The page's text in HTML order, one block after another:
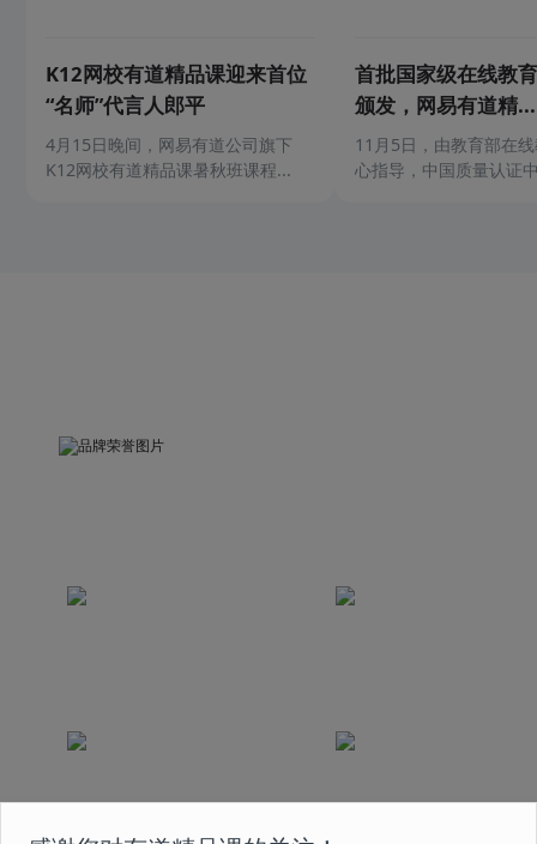
K12网校有道精品课迎来首位
“名师”代言人郎平
4月15日晚间，网易有道公司旗下
K12网校有道精品课暑秋班课程...
首批国家级在线教
颁发，网易有道精...
11月5日，由教育部在
心指导，中国质量认证